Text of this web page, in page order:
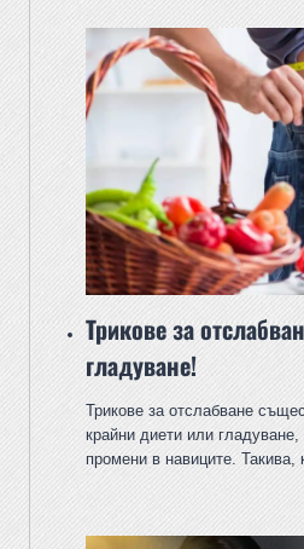
Трикове за
гладуване!
Трикове за отслабване
крайни диети или
промени в навиците. Такива,